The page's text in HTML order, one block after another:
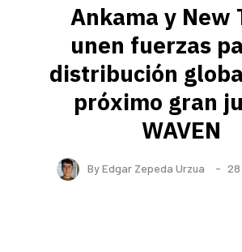
Ankama y New
unen fuerzas
distribución
próximo gran
WAVEN
ByEdgar Zepeda Urzua